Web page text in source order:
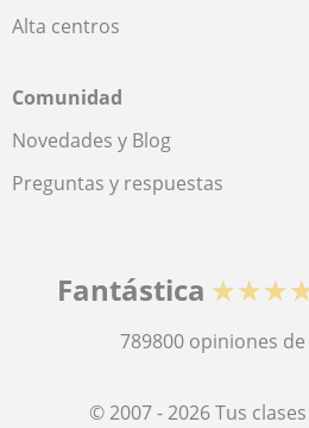
Alta centros
Comunidad
Novedades y Blog
Preguntas y respuestas
Fantástica
789800 opiniones
© 2007 - 2026 Tus